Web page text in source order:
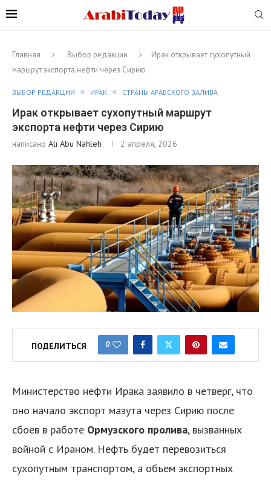
Главная Выбор редакции
Ирак открывает сухопутный
маршрут экспорта нефти через Сирию
ВЫБОР РЕДАКЦИИ ИРАК СТРАНЫ АРАБСКОГО ЗАЛИВА
Ирак открывает сухопутный маршрут
экспорта нефти через Сирию
написано Ali Abu Nahleh 2 апреля, 2026
ПОДЕЛИТЬСЯ 0
Министерство нефти Ирака заявило в четверг, что
оно начало экспорт мазута через Сирию после
сбоев в работе Ормузского пролива, вызванных
войной с Ираном. Нефть будет перевозиться
сухопутным транспортом, а объем экспортных